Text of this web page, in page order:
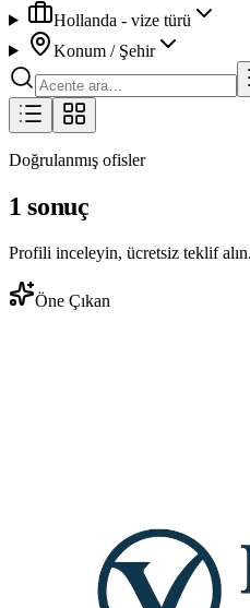
Hollanda - vize türü
Konum / Şehir
Doğrulanmış ofisler
1 sonuç
Profili inceleyin, ücretsiz teklif
Öne Çıkan